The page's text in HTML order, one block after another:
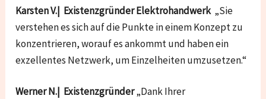
Karsten V.| Existenzgründer Elektrohandwerk „Sie
verstehen es sich auf die Punkte in einem Konzept zu
konzentrieren, worauf es ankommt und haben ein
exzellentes Netzwerk, um Einzelheiten umzusetzen.“
Werner N.| Existenzgründer„Dank Ihrer